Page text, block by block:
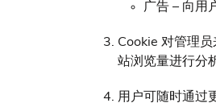
广告 – 向用
Cookie 对管理
站浏览量进行分
用户可随时通过